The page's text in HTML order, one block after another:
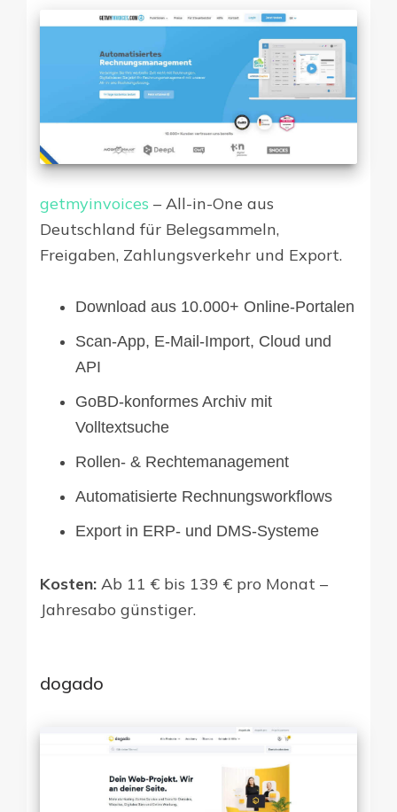
getmyinvoices – All-in-One aus
Deutschland für Belegsammeln,
Freigaben, Zahlungsverkehr und Export.
Download aus 10.000+ Online-Portalen
Scan-App, E-Mail-Import, Cloud und
API
GoBD-konformes Archiv mit
Volltextsuche
Rollen- & Rechtemanagement
Automatisierte Rechnungsworkflows
Export in ERP- und DMS-Systeme
Kosten: Ab 11 € bis 139 € pro Monat –
Jahresabo günstiger.
dogado